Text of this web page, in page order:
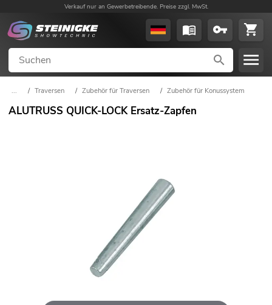
Verkauf nur an Gewerbetreibende. Preise zzgl. MwSt.
... / Traversen / Zubehör für Traversen / Zubehör für Konussystem
ALUTRUSS QUICK-LOCK Ersatz-Zapfen